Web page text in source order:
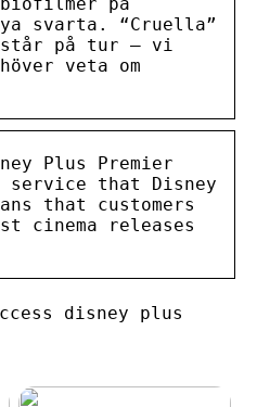
svarta. “Cruella”
står på tur – vi
veta om
Plus Premier
service that Disney
that customers
cinema releases
disney plus